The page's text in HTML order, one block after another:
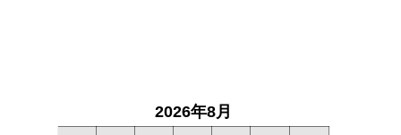
2026年8月